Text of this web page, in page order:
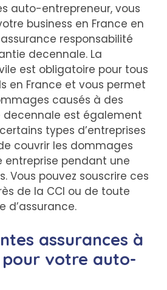
auto-entrepreneur, vous
business en France en
responsabilité
decennale. La
est obligatoire pour tous
en France et vous permet
causés à des
decennale est également
types d’entreprises
couvrir les dommages
entreprise pendant une
Vous pouvez souscrire ces
de la CCI ou de toute
d’assurance.
assurances à
votre auto-